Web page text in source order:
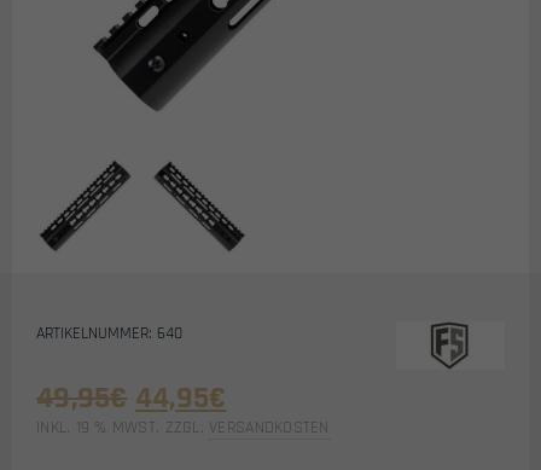
ARTIKELNUMMER: 640
49,95€ Ursprünglicher
Preis
44,95€
Preis
INKL. 19 % MWST. ZZGL. VERSANDKOSTEN